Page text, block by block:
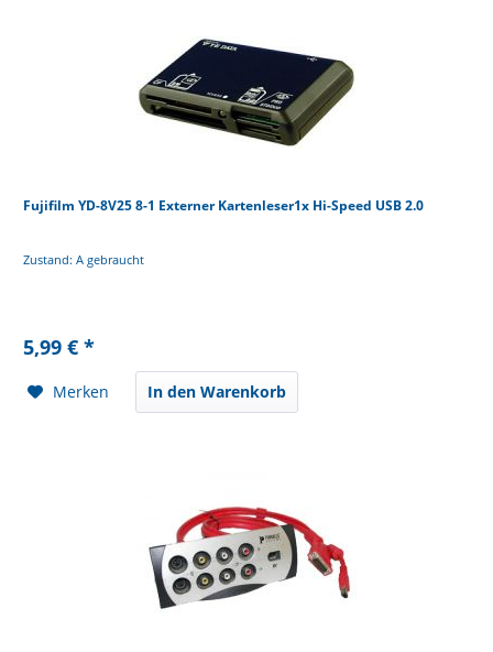
Fujifilm YD-8V25 8-1 Externer Kartenleser1x Hi-Speed USB 2.0
Zustand: A gebraucht
5,99 € *
Merken In den Warenkorb